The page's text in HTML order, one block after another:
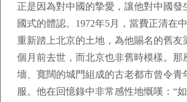
正是因為對中國的摯愛，讓他對中國發
國式的體認。1972年5月，當費正清在
重新踏上北京的土地，為他賜名的舊友
個月前去世，而北京也非舊時模樣。那
墻、寬闊的城門組成的古老都市曾令青
服。他在回憶錄中非常感性地慨嘆：“